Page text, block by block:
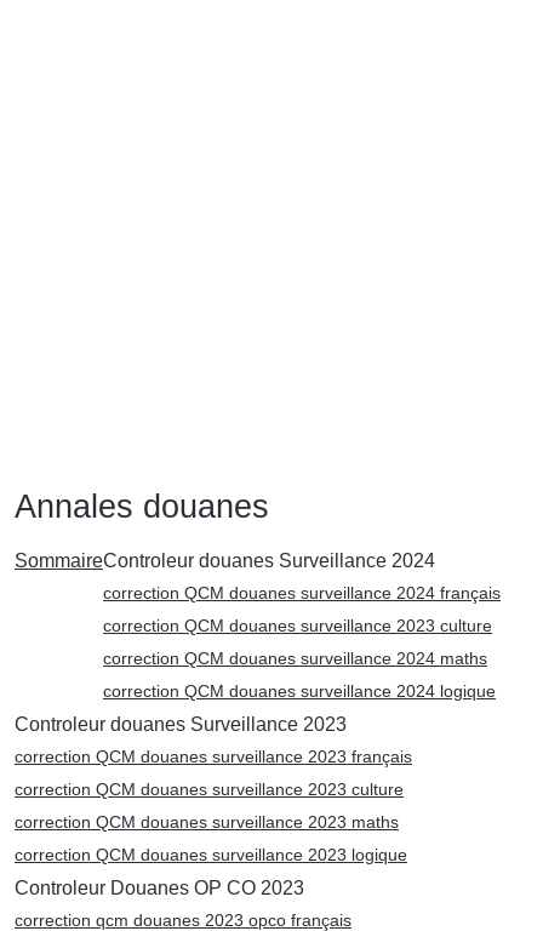
Annales douanes
SommaireControleur douanes Surveillance 2024
correction QCM douanes surveillance 2024 français
correction QCM douanes surveillance 2023 culture
correction QCM douanes surveillance 2024 maths
correction QCM douanes surveillance 2024 logique
Controleur douanes Surveillance 2023
correction QCM douanes surveillance 2023 français
correction QCM douanes surveillance 2023 culture
correction QCM douanes surveillance 2023 maths
correction QCM douanes surveillance 2023 logique
Controleur Douanes OP CO 2023
correction qcm douanes 2023 opco français